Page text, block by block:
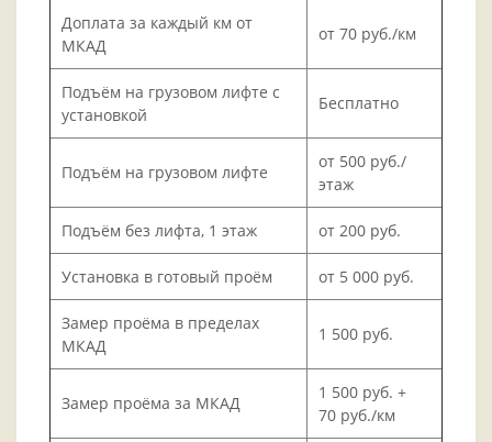
Доплата за каждый км от
МКАД
от 70 руб./км
Подъём на грузовом лифте с
установкой
Бесплатно
Подъём на грузовом лифте
от 500 руб./
этаж
Подъём без лифта, 1 этаж от 200 руб.
Установка в готовый проём от 5 000 руб.
Замер проёма в пределах
МКАД
1 500 руб.
Замер проёма за МКАД
1 500 руб. +
70 руб./км